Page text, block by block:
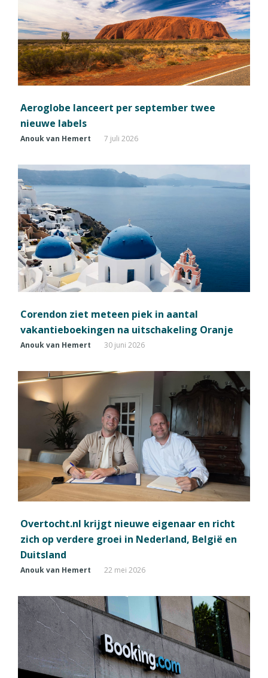
Aeroglobe lanceert per september twee
nieuwe labels
Anouk van Hemert 7 juli 2026
Corendon ziet meteen piek in aantal
vakantieboekingen na uitschakeling Oranje
Anouk van Hemert 30 juni 2026
Overtocht.nl krijgt nieuwe eigenaar en richt
zich op verdere groei in Nederland, België en
Duitsland
Anouk van Hemert 22 mei 2026